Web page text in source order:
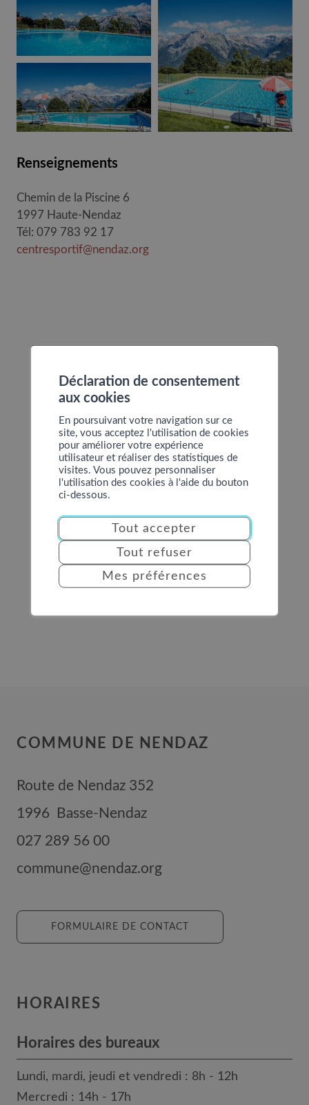
Renseignements
Chemin de la Piscine 6
1997 Haute-Nendaz
Tél: 079 783 92 17
centresportif@nendaz.org
COMMUNE DE NENDAZ
Route de Nendaz 352
1996
Basse-Nendaz
027 289 56 00
commune@nendaz.org
FORMULAIRE DE CONTACT
HORAIRES
Horaires des bureaux
Lundi, mardi, jeudi et vendredi : 8h - 12h
Mercredi : 14h - 17h
Déclaration de consentement
aux cookies
En poursuivant votre navigation sur ce
site, vous acceptez l'utilisation de cookies
pour améliorer votre expérience
utilisateur et réaliser des statistiques de
visites. Vous pouvez personnaliser
l'utilisation des cookies à l'aide du bouton
ci-dessous.
Tout accepter
Tout refuser
Mes préférences